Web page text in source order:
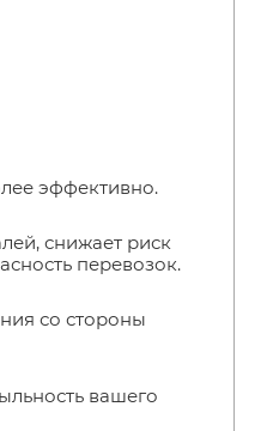
эффективно.
снижает риск
перевозок.
со стороны
вашего